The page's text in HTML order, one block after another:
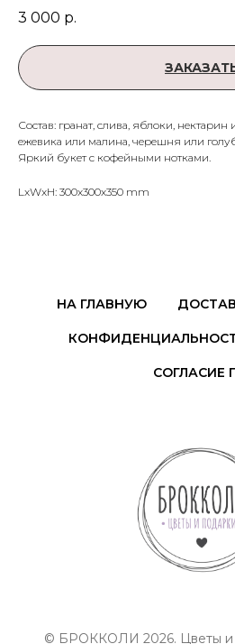
3 000 р.
Состав: гранат, слива, яблоки,
ежевика или малина, черешня или
Яркий букет с кофейными нотками.
LxWxH: 300x300x350 mm
НА ГЛАВНУЮ
СОГЛАСИЕ
© БРОККОЛИ 2026. Цветы и